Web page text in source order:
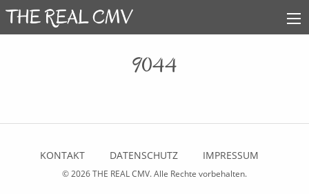
9044
KONTAKT DATENSCHUTZ IMPRESSUM
© 2026THE REAL CMV. Alle Rechte vorbehalten.